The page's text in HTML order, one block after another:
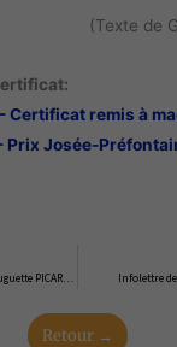
(Texte de
Certificat remis à
Prix Josée-
Décès de madame Huguette PICARD LAPORTE, méditante Infolettre
Retour →